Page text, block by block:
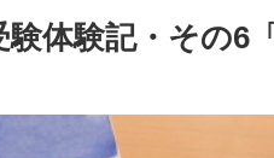
体験記・その6